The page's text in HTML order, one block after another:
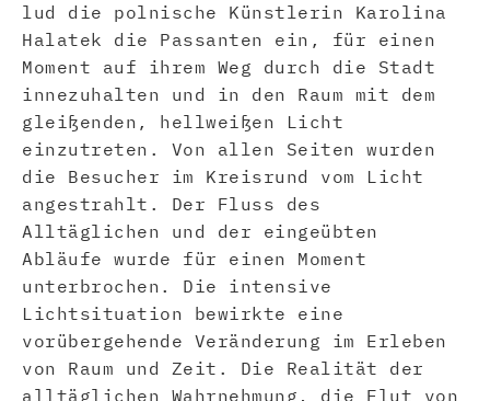
lud die polnische Künstlerin Karolina
Halatek die Passanten ein, für einen
Moment auf ihrem Weg durch die Stadt
innezuhalten und in den Raum mit dem
gleißenden, hellweißen Licht
einzutreten. Von allen Seiten wurden
die Besucher im Kreisrund vom Licht
angestrahlt. Der Fluss des
Alltäglichen und der eingeübten
Abläufe wurde für einen Moment
unterbrochen. Die intensive
Lichtsituation bewirkte eine
vorübergehende Veränderung im Erleben
von Raum und Zeit. Die Realität der
alltäglichen Wahrnehmung, die Flut von